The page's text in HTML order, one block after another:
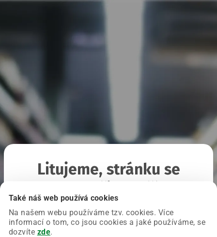
Také náš web používá cookies
Na našem webu používáme tzv. cookies. Více
informací o tom, co jsou cookies a jaké používáme, se
dozvíte zde.
Litujeme, stránku se
Chyba nastala na naší straně a už ji opravujeme.
Zkuste prosím znovu načíst požadovanou stránku.